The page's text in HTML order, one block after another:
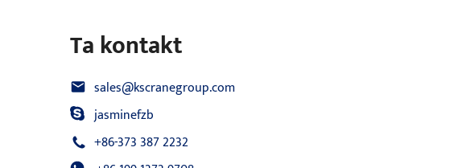
Ta kontakt
sales@kscranegroup.com
jasminefzb
+86-373 387 2232